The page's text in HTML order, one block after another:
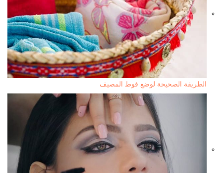
الطريقة الصحيحة لوضع فوط المصيف